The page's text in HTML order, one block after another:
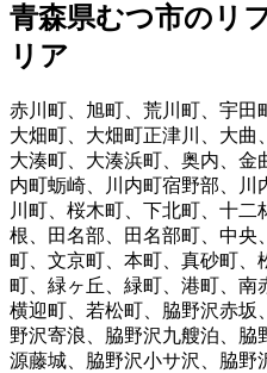
青森県むつ市のリ
リア
赤川町 旭町 荒川町 宇田
大畑町
大畑町正津川 大曲
大湊町
大湊浜町 奥内 金
内町蛎崎
川内町宿野部 川
川町
桜木町 下北町 十二
根
田名部 田名部町 中央
町
文京町 本町 真砂町
町
緑ヶ丘 緑町 港町 南
横迎町
若松町 脇野沢赤坂
野沢寄浪
脇野沢九艘泊 脇
源藤城
脇野沢小サ沢 脇野